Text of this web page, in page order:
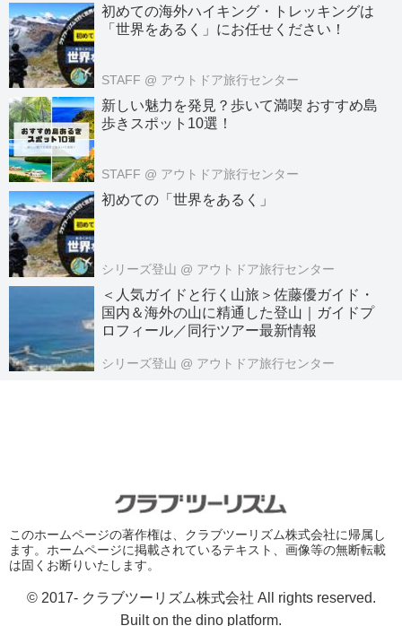
初めての海外ハイキング・トレッキングは
「世界をあるく」にお任せください！
STAFF @ アウトドア旅行センター
新しい魅力を発見？歩いて満喫 おすすめ島
歩きスポット10選！
STAFF @ アウトドア旅行センター
初めての「世界をあるく」
シリーズ登山 @ アウトドア旅行センター
＜人気ガイドと行く山旅＞佐藤優ガイド・
国内＆海外の山に精通した登山｜ガイドプ
ロフィール／同行ツアー最新情報
シリーズ登山 @ アウトドア旅行センター
このホームページの著作権は、クラブツーリズム株式会社に帰属し
ます。ホームページに掲載されているテキスト、画像等の無断転載
は固くお断りいたします。
© 2017- クラブツーリズム株式会社 All rights reserved.
Built on the dino platform.